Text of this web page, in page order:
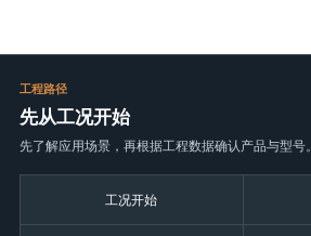
工程路径
先从工况开始
先了解应用场景，再根据工程数据确认产品与型号。
工况开始